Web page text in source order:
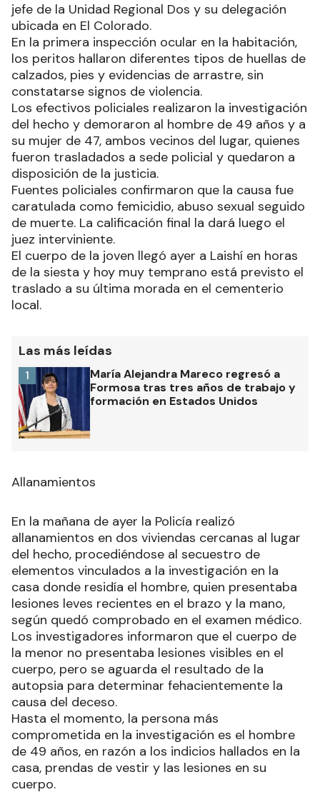
jefe de la Unidad Regional Dos y su delegación
ubicada en El Colorado.
En la primera inspección ocular en la habitación,
los peritos hallaron diferentes tipos de huellas de
calzados, pies y evidencias de arrastre, sin
constatarse signos de violencia.
Los efectivos policiales realizaron la investigación
del hecho y demoraron al hombre de 49 años y a
su mujer de 47, ambos vecinos del lugar, quienes
fueron trasladados a sede policial y quedaron a
disposición de la justicia.
Fuentes policiales confirmaron que la causa fue
caratulada como femicidio, abuso sexual seguido
de muerte. La calificación final la dará luego el
juez interviniente.
El cuerpo de la joven llegó ayer a Laishí en horas
de la siesta y hoy muy temprano está previsto el
traslado a su última morada en el cementerio
local.
Las más leídas
María Alejandra Mareco regresó a
Formosa tras tres años de trabajo y
formación en Estados Unidos
1
Allanamientos
En la mañana de ayer la Policía realizó
allanamientos en dos viviendas cercanas al lugar
del hecho, procediéndose al secuestro de
elementos vinculados a la investigación en la
casa donde residía el hombre, quien presentaba
lesiones leves recientes en el brazo y la mano,
según quedó comprobado en el examen médico.
Los investigadores informaron que el cuerpo de
la menor no presentaba lesiones visibles en el
cuerpo, pero se aguarda el resultado de la
autopsia para determinar fehacientemente la
causa del deceso.
Hasta el momento, la persona más
comprometida en la investigación es el hombre
de 49 años, en razón a los indicios hallados en la
casa, prendas de vestir y las lesiones en su
cuerpo.